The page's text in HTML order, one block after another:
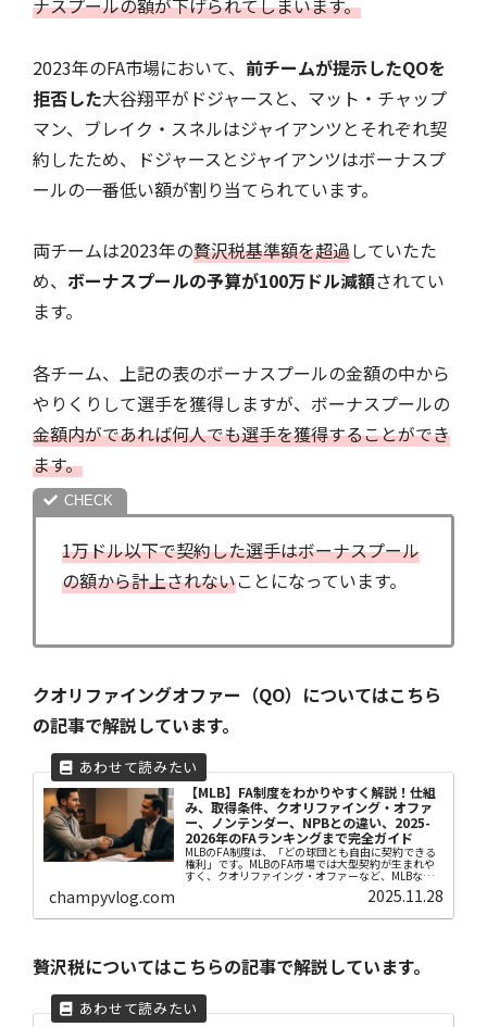
2023年のFA市場において、 前チームが提示したQOを
拒否した大谷翔平がドジャースと、マット・チャップ
マン、ブレイク・スネルはジャイアンツとそれぞれ契
約したため、ドジャースとジャイアンツはボーナスプ
ールの一番低い額が割り当てられています。
両チームは2023年の贅沢税基準額を超過していたた
め、 ボーナスプールの予算が100万ドル減額されてい
ます。
各チーム、上記の表のボーナスプールの金額の中から
やりくりして選手を獲得しますが、ボーナスプールの
金額内がであれば何人でも選手を獲得することができ
ます。
1万ドル以下で契約した選手はボーナスプール
の額から計上されないことになっています。
クオリファイングオファー（QO）についてはこちら
の記事で解説しています。
【MLB】FA制度をわかりやすく解説！仕組
み、取得条件、クオリファイング・オファ
ー、ノンテンダー、NPBとの違い、2025-
2026年のFAランキングまで完全ガイド
MLBのFA制度は、「どの球団とも自由に契約できる
権利」です。MLBのFA市場では大型契約が生まれや
すく、クオリファイング・オファーなど、MLBなら
ではの複雑な制度も存在します。本記事ではFA制度
の仕組み、取得条件、種類（UFA、クオリファイン
ショナルFA）、MLBとNPBのFA制度の違い、FA選手
champyvlog.com 2025.11.28
贅沢税についてはこちらの記事で解説しています。